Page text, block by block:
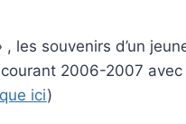
souvenirs d’un
2006-2007
ici)